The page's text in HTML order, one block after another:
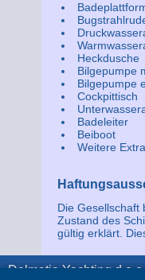
Heckdusche
Bilgepumpe
Bilgepumpe
Cockpittisch
Badeleiter
Beiboot
Weitere
Die Gesellschaft
Zustand des
gültig erklärt.
Dalmatia Yachting